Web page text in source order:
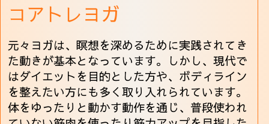
コアトレヨガ
元々ヨガは、瞑想を深めるために実践されてき
た動きが基本となっています。しかし、現代で
はダイエットを目的とした方や、ボディライン
を整えたい方にも多く取り入れられています。
体をゆったりと動かす動作を通じ、普段使われ